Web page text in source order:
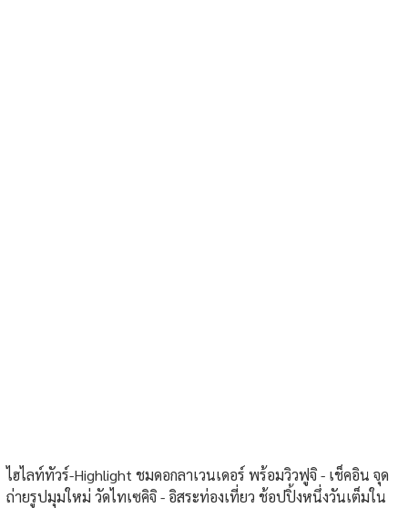
ไฮไลท์ทัวร์-Highlight ชมดอกลาเวนเดอร์ พร้อมวิวฟูจิ - เช็คอิน จุด
ถ่ายรูปมุมใหม่ วัดไทเซคิจิ - อิสระท่องเที่ยว ช้อปปิ้งหนึ่งวันเต็มใน